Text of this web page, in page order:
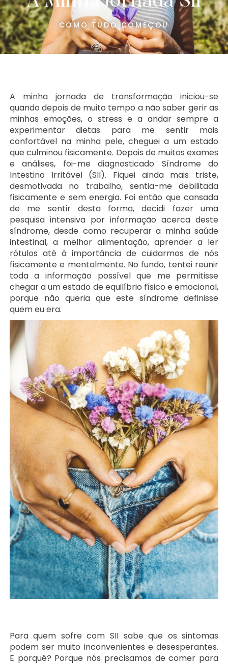
COMO TUDO COMEÇOU
A minha jornada de transformação iniciou-se
quando depois de muito tempo a não saber gerir as
minhas emoções, o stress e a andar sempre a
experimentar dietas para me sentir mais
confortável na minha pele, cheguei a um estado
que culminou fisicamente. Depois de muitos exames
e análises, foi-me diagnosticado Síndrome do
Intestino Irritável (SII). Fiquei ainda mais triste,
desmotivada no trabalho, sentia-me debilitada
fisicamente e sem energia. Foi então que cansada
de me sentir desta forma, decidi fazer uma
pesquisa intensiva por informação acerca deste
síndrome, desde como recuperar a minha saúde
intestinal, a melhor alimentação, aprender a ler
rótulos até à importância de cuidarmos de nós
fisicamente e mentalmente. No fundo, tentei reunir
toda a informação possível que me permitisse
chegar a um estado de equilíbrio físico e emocional,
porque não queria que este síndrome definisse
quem eu era.
Para quem sofre com SII sabe que os sintomas
podem ser muito inconvenientes e desesperantes.
E porquê? Porque nós precisamos de comer para